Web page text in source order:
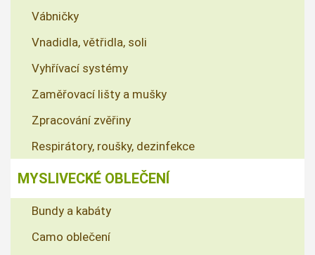
Vábničky
Vnadidla, větřidla, soli
Vyhřívací systémy
Zaměřovací lišty a mušky
Zpracování zvěřiny
Respirátory, roušky, dezinfekce
MYSLIVECKÉ OBLEČENÍ
Bundy a kabáty
Camo oblečení